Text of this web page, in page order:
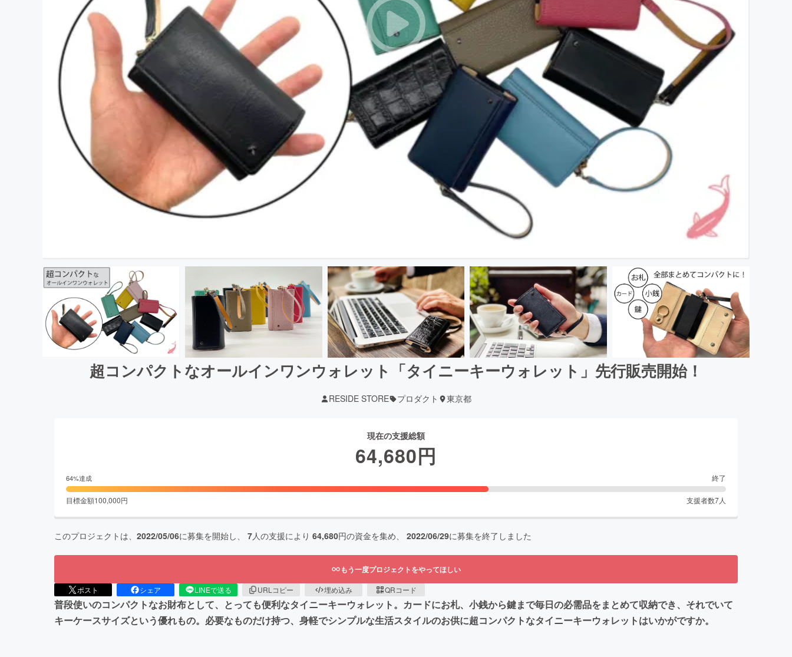
超コンパクトなオールインワンウォレット「タイニーキーウォレット」先行販売開始！
RESIDE STORE プロダクト 東京都
現在の支援総額
64,680円
64%達成 終了
目標金額100,000円 支援者数7人
このプロジェクトは、 2022/05/06に募集を開始し、 7人の支援により 64,680円の資金を集め、 2022/06/29に募集を終了しました
もう一度プロジェクトをやってほしい
ポスト シェア LINEで送る URLコピー 埋め込み QRコード
普段使いのコンパクトなお財布として、とっても便利なタイニーキーウォレット。カードにお札、小銭から鍵まで毎日の必需品をまとめて収納でき、それでいて
キーケースサイズという優れもの。必要なものだけ持つ、身軽でシンプルな生活スタイルのお供に超コンパクトなタイニーキーウォレットはいかがですか。